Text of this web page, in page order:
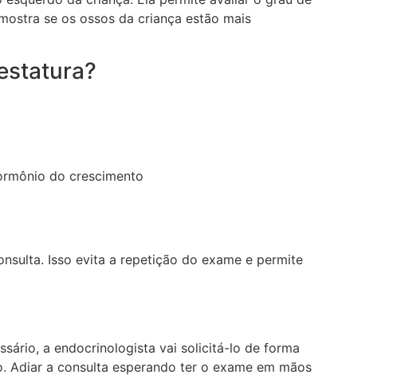
se os ossos da criança estão mais
do crescimento
Isso evita a repetição do exame e permite
a endocrinologista vai solicitá-lo de forma
a consulta esperando ter o exame em mãos